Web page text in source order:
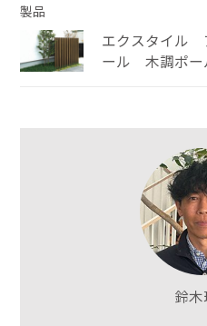
製品
エクスタイル
ール 木調ポ
鈴